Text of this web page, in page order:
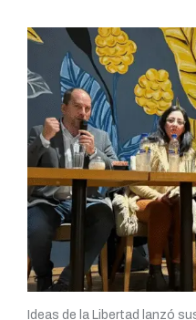
Ideas de la Libertad lanzó